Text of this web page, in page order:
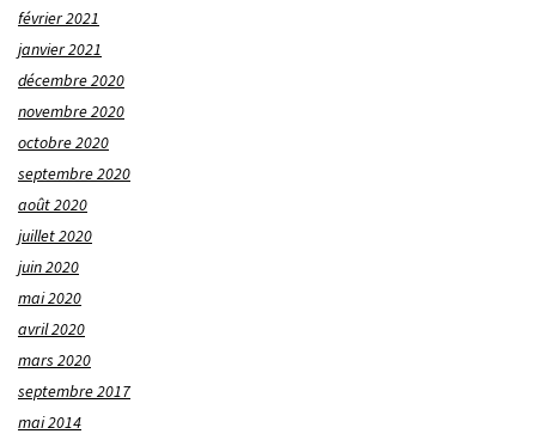
février 2021
janvier 2021
décembre 2020
novembre 2020
octobre 2020
septembre 2020
août 2020
juillet 2020
juin 2020
mai 2020
avril 2020
mars 2020
septembre 2017
mai 2014